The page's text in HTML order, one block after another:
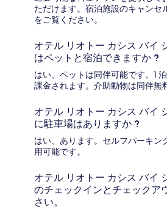
ただけます。宿泊施設のキャンセ
をご覧ください。
オテル リオトー カシス バイ
はペットと宿泊できますか ?
はい、ペットは同伴可能です。1
課金されます。介助動物は同伴無
オテル リオトー カシス バイ
に駐車場はありますか ?
はい、あります。セルフパーキン
用可能です。
オテル リオトー カシス バイ
のチェックインとチェックア
さい。